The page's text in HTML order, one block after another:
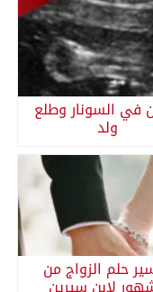
في السونار وطلع
ولد
حلم الزواج من